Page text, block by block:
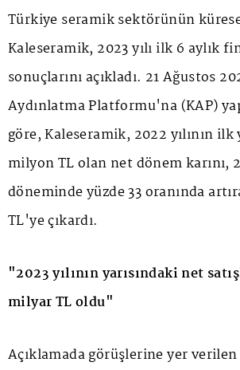
Türkiye seramik sektörünün
Kaleseramik, 2023 yılı ilk 6 aylık
sonuçlarını açıkladı. 21 Ağustos
Aydınlatma Platformu'na (KAP)
göre, Kaleseramik, 2022 yılının ilk
milyon TL olan net dönem karını,
döneminde yüzde 33 oranında
TL'ye çıkardı.
"2023 yılının yarısındaki net
milyar TL oldu"
Açıklamada görüşlerine yer